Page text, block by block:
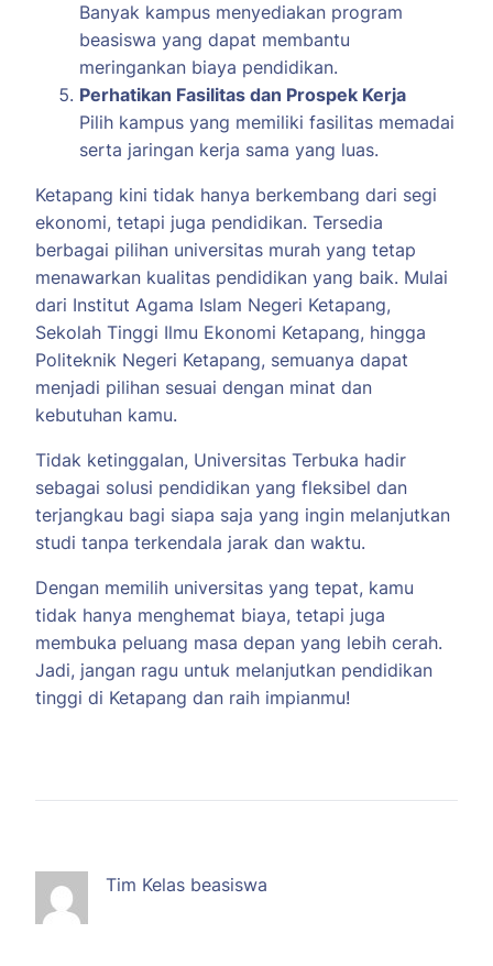
Banyak kampus menyediakan program
beasiswa yang dapat membantu
meringankan biaya pendidikan.
Perhatikan Fasilitas dan Prospek Kerja
Pilih kampus yang memiliki fasilitas memadai
serta jaringan kerja sama yang luas.
Ketapang kini tidak hanya berkembang dari segi
ekonomi, tetapi juga pendidikan. Tersedia
berbagai pilihan universitas murah yang tetap
menawarkan kualitas pendidikan yang baik. Mulai
dari Institut Agama Islam Negeri Ketapang,
Sekolah Tinggi Ilmu Ekonomi Ketapang, hingga
Politeknik Negeri Ketapang, semuanya dapat
menjadi pilihan sesuai dengan minat dan
kebutuhan kamu.
Tidak ketinggalan, Universitas Terbuka hadir
sebagai solusi pendidikan yang fleksibel dan
terjangkau bagi siapa saja yang ingin melanjutkan
studi tanpa terkendala jarak dan waktu.
Dengan memilih universitas yang tepat, kamu
tidak hanya menghemat biaya, tetapi juga
membuka peluang masa depan yang lebih cerah.
Jadi, jangan ragu untuk melanjutkan pendidikan
tinggi di Ketapang dan raih impianmu!
Tim Kelas beasiswa